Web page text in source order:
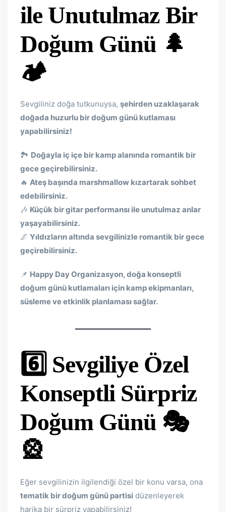
ile Unutulmaz Bir
Doğum Günü 🌲
🏕
Sevgiliniz doğa tutkunuysa, şehirden uzaklaşarak
doğada huzurlu bir doğum günü kutlaması
yapabilirsiniz!
🏞 Doğayla iç içe bir kamp alanında romantik bir
gece geçirebilirsiniz.
🔥 Ateş başında marshmallow kızartarak sohbet
edebilirsiniz.
🎶 Küçük bir gitar performansı ile unutulmaz anlar
yaşayabilirsiniz.
🌌 Yıldızların altında sevgilinizle romantik bir gece
geçirebilirsiniz.
📌 Happy Day Organizasyon, doğa konseptli
doğum günü kutlamaları için kamp ekipmanları,
süsleme ve etkinlik planlaması sağlar.
6️⃣ Sevgiliye Özel
Konseptli Sürpriz
Doğum Günü 🎭
🎡
Eğer sevgilinizin ilgilendiği özel bir konu varsa, ona
tematik bir doğum günü partisi düzenleyerek
harika bir sürpriz yapabilirsiniz!